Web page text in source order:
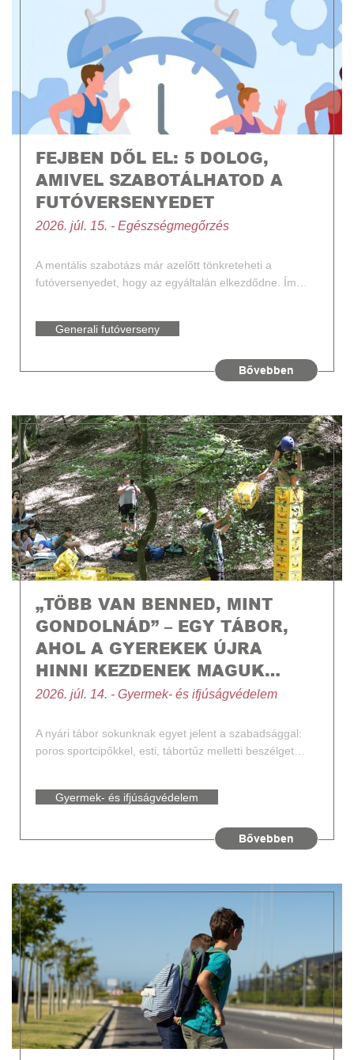
FEJBEN DŐL EL: 5 DOLOG,
AMIVEL SZABOTÁLHATOD A
FUTÓVERSENYEDET
2026. júl. 15. - Egészségmegőrzés
A mentális szabotázs már azelőtt tönkreteheti a
futóversenyedet, hogy az egyáltalán elkezdődne. Ím…
Generali futóverseny
Bővebben
„TÖBB VAN BENNED, MINT
GONDOLNÁD” – EGY TÁBOR,
AHOL A GYEREKEK ÚJRA
HINNI KEZDENEK MAGUK…
2026. júl. 14. - Gyermek- és ifjúságvédelem
A nyári tábor sokunknak egyet jelent a szabadsággal:
poros sportcipőkkel, esti, tábortűz melletti beszélget…
Gyermek- és ifjúságvédelem
Bővebben